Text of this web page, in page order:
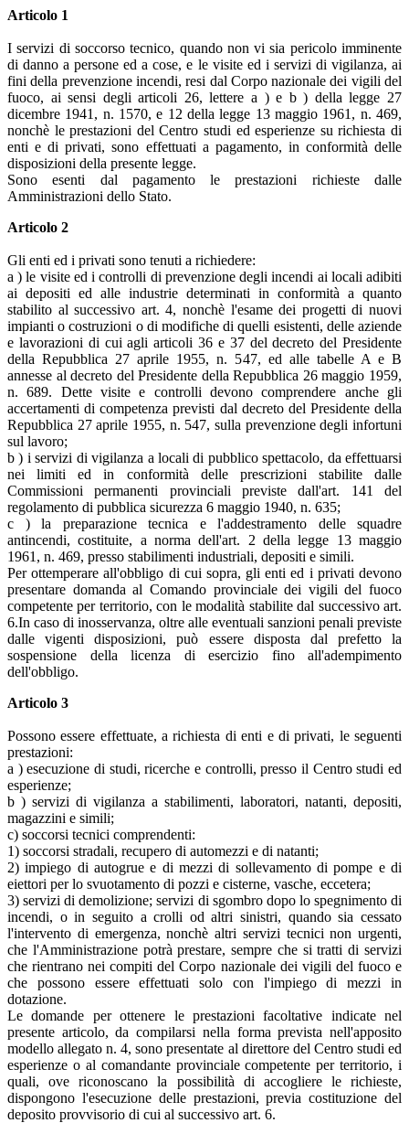
Articolo 1
I servizi di soccorso tecnico, quando non vi sia pericolo imminente
di danno a persone ed a cose, e le visite ed i servizi di vigilanza, ai
fini della prevenzione incendi, resi dal Corpo nazionale dei vigili del
fuoco, ai sensi degli articoli 26, lettere a ) e b ) della legge 27
dicembre 1941, n. 1570, e 12 della legge 13 maggio 1961, n. 469,
nonchè le prestazioni del Centro studi ed esperienze su richiesta di
enti e di privati, sono effettuati a pagamento, in conformità delle
disposizioni della presente legge.
Sono esenti dal pagamento le prestazioni richieste dalle
Amministrazioni dello Stato.
Articolo 2
Gli enti ed i privati sono tenuti a richiedere:
a ) le visite ed i controlli di prevenzione degli incendi ai locali adibiti
ai depositi ed alle industrie determinati in conformità a quanto
stabilito al successivo art. 4, nonchè l'esame dei progetti di nuovi
impianti o costruzioni o di modifiche di quelli esistenti, delle aziende
e lavorazioni di cui agli articoli 36 e 37 del decreto del Presidente
della Repubblica 27 aprile 1955, n. 547, ed alle tabelle A e B
annesse al decreto del Presidente della Repubblica 26 maggio 1959,
n. 689. Dette visite e controlli devono comprendere anche gli
accertamenti di competenza previsti dal decreto del Presidente della
Repubblica 27 aprile 1955, n. 547, sulla prevenzione degli infortuni
sul lavoro;
b ) i servizi di vigilanza a locali di pubblico spettacolo, da effettuarsi
nei limiti ed in conformità delle prescrizioni stabilite dalle
Commissioni permanenti provinciali previste dall'art. 141 del
regolamento di pubblica sicurezza 6 maggio 1940, n. 635;
c ) la preparazione tecnica e l'addestramento delle squadre
antincendi, costituite, a norma dell'art. 2 della legge 13 maggio
1961, n. 469, presso stabilimenti industriali, depositi e simili.
Per ottemperare all'obbligo di cui sopra, gli enti ed i privati devono
presentare domanda al Comando provinciale dei vigili del fuoco
competente per territorio, con le modalità stabilite dal successivo art.
6.In caso di inosservanza, oltre alle eventuali sanzioni penali previste
dalle vigenti disposizioni, può essere disposta dal prefetto la
sospensione della licenza di esercizio fino all'adempimento
dell'obbligo.
Articolo 3
Possono essere effettuate, a richiesta di enti e di privati, le seguenti
prestazioni:
a ) esecuzione di studi, ricerche e controlli, presso il Centro studi ed
esperienze;
b ) servizi di vigilanza a stabilimenti, laboratori, natanti, depositi,
magazzini e simili;
c) soccorsi tecnici comprendenti:
1) soccorsi stradali, recupero di automezzi e di natanti;
2) impiego di autogrue e di mezzi di sollevamento di pompe e di
eiettori per lo svuotamento di pozzi e cisterne, vasche, eccetera;
3) servizi di demolizione; servizi di sgombro dopo lo spegnimento di
incendi, o in seguito a crolli od altri sinistri, quando sia cessato
l'intervento di emergenza, nonchè altri servizi tecnici non urgenti,
che l'Amministrazione potrà prestare, sempre che si tratti di servizi
che rientrano nei compiti del Corpo nazionale dei vigili del fuoco e
che possono essere effettuati solo con l'impiego di mezzi in
dotazione.
Le domande per ottenere le prestazioni facoltative indicate nel
presente articolo, da compilarsi nella forma prevista nell'apposito
modello allegato n. 4, sono presentate al direttore del Centro studi ed
esperienze o al comandante provinciale competente per territorio, i
quali, ove riconoscano la possibilità di accogliere le richieste,
dispongono l'esecuzione delle prestazioni, previa costituzione del
deposito provvisorio di cui al successivo art. 6.